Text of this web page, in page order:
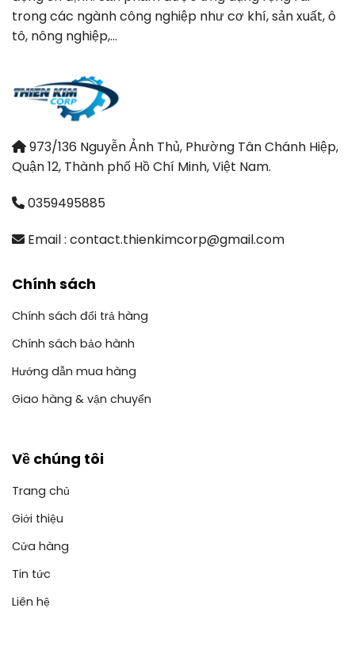
trong các ngành công nghiệp như cơ khí, sản xuất, ô
tô, nông nghiệp,…
973/136 Nguyễn Ảnh Thủ, Phường Tân Chánh Hiệp,
Quận 12, Thành phố Hồ Chí Minh, Việt Nam.
0359495885
Email : contact.thienkimcorp@gmail.com
Chính sách
Chính sách đổi trả hàng
Chính sách bảo hành
Hướng dẫn mua hàng
Giao hàng & vận chuyển
Về chúng tôi
Trang chủ
Giới thiệu
Cửa hàng
Tin tức
Liên hệ